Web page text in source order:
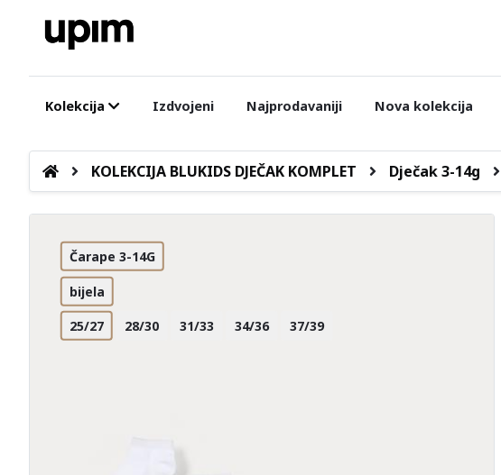
Kolekcija Izdvojeni Najprodavaniji Nova kolekcija
KOLEKCIJA BLUKIDS DJEČAK KOMPLET Dječak 3-14g
Čarape 3-14G
bijela
25/27 28/30 31/33 34/36 37/39